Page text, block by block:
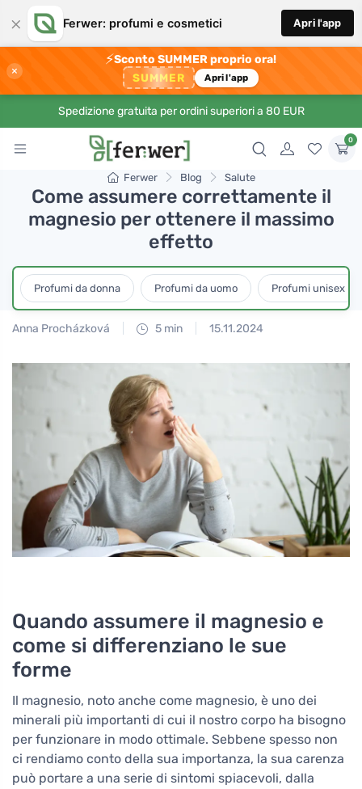
× Ferwer: profumi e cosmetici Apri l'app
×
⚡Sconto SUMMER proprio ora!
SUMMER Apri l'app
Spedizione gratuita per ordini superiori a 80 EUR
0
Ferwer Blog Salute
Come assumere correttamente il
magnesio per ottenere il massimo
effetto
Profumi da donna Profumi da uomo Profumi unisex
Anna Procházková 5 min 15.11.2024
Quando assumere il magnesio e
come si differenziano le sue
forme
Il magnesio, noto anche come magnesio, è uno dei
minerali più importanti di cui il nostro corpo ha bisogno
per funzionare in modo ottimale. Sebbene spesso non
ci rendiamo conto della sua importanza, la sua carenza
può portare a una serie di sintomi spiacevoli, dalla